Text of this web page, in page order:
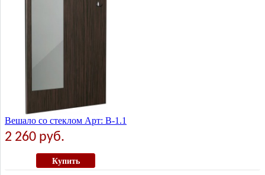
Вешало со стеклом Арт: В-1.1
2 260 руб.
Купить